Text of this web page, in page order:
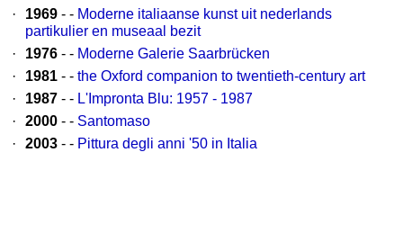
·
1969 - - Moderne italiaanse kunst uit nederlands
partikulier en museaal bezit
·
1976 - - Moderne Galerie Saarbrücken
·
1981 - - the Oxford companion to twentieth-century art
·
1987 - - L'Impronta Blu: 1957 - 1987
·
2000 - - Santomaso
·
2003 - - Pittura degli anni '50 in Italia